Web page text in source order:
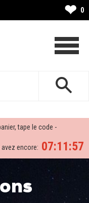
❤ 0
tape le code -
07:11:56
avez encore: